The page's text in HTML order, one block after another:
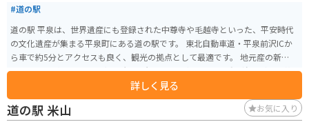
#道の駅
道の駅 平泉は、世界遺産にも登録された中尊寺や毛越寺といった、平安時代
の文化遺産が集まる平泉町にある道の駅です。 東北自動車道・平泉前沢ICか
ら車で約5分とアクセスも良く、観光の拠点として最適です。 地元産の新鮮な
野菜や果物が並ぶ農産物直売所や、岩手県産の南部鉄器や秀衡塗などの工芸
品を扱う物産館、平泉の郷土料理や麺類が味わえるレストランなどがありま
す。 バイクで訪れる場合、広い駐車場があるので安心して駐車できます。 平
泉は、金色堂で有名な中尊寺をはじめ、浄土庭園が美しい毛越寺など、歴史
詳しく見る
道の駅 米山 お気に入り